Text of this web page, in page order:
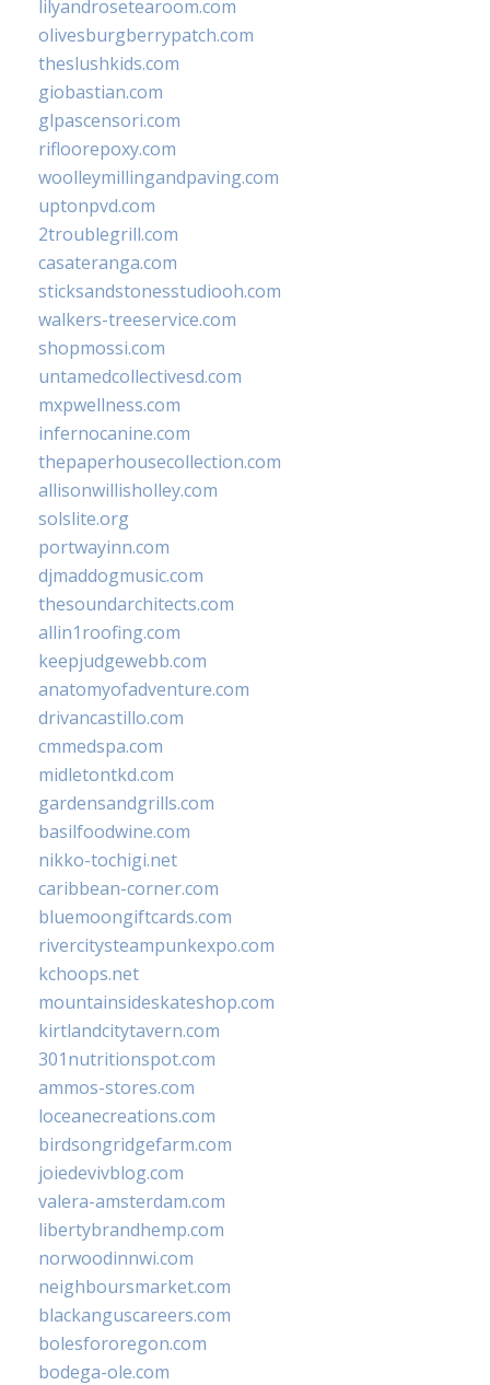
lilyandrosetearoom.com
olivesburgberrypatch.com
theslushkids.com
giobastian.com
glpascensori.com
rifloorepoxy.com
woolleymillingandpaving.com
uptonpvd.com
2troublegrill.com
casateranga.com
sticksandstonesstudiooh.com
walkers-treeservice.com
shopmossi.com
untamedcollectivesd.com
mxpwellness.com
infernocanine.com
thepaperhousecollection.com
allisonwillisholley.com
solslite.org
portwayinn.com
djmaddogmusic.com
thesoundarchitects.com
allin1roofing.com
keepjudgewebb.com
anatomyofadventure.com
drivancastillo.com
cmmedspa.com
midletontkd.com
gardensandgrills.com
basilfoodwine.com
nikko-tochigi.net
caribbean-corner.com
bluemoongiftcards.com
rivercitysteampunkexpo.com
kchoops.net
mountainsideskateshop.com
kirtlandcitytavern.com
301nutritionspot.com
ammos-stores.com
loceanecreations.com
birdsongridgefarm.com
joiedevivblog.com
valera-amsterdam.com
libertybrandhemp.com
norwoodinnwi.com
neighboursmarket.com
blackanguscareers.com
bolesfororegon.com
bodega-ole.com